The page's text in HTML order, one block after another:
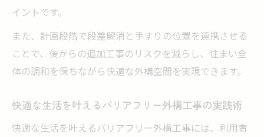
イントです。
また、計画段階で段差解消と手すりの位置を連携させる
ことで、後からの追加工事のリスクを減らし、住まい全
体の調和を保ちながら快適な外構空間を実現できます。
快適な生活を叶えるバリアフリー外構工事の実践術
快適な生活を叶えるバリアフリー外構工事には、利用者